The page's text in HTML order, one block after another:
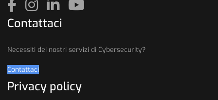
Contattaci
Necessiti dei nostri servizi di Cybersecurity?
Contattaci
Privacy policy